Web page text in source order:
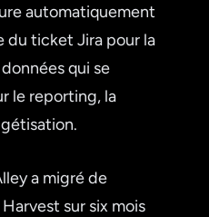
automatiquement
du ticket Jira pour la
qui se
le reporting, la
a migré de
sur six mois